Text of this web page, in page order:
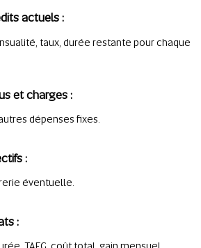
actuels:
taux, durée restante pour chaque
et charges:
dépenses fixes.
:
éventuelle.
: